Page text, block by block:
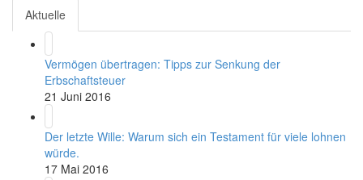
Aktuelle
Vermögen übertragen: Tipps zur Senkung der
Erbschaftsteuer
21 Juni 2016
Der letzte Wille: Warum sich ein Testament für viele lohnen
würde.
17 Mai 2016